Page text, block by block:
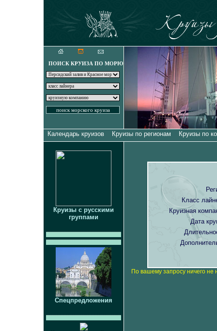
Круизы для
ПОИСК КРУИЗА ПО МОРЮ
Календарь круизов Круизы по регионам Круизы по
Круизы с русскими
группами
Спецпредложения
Класс
Круизная
Дата
По вашему запросу ничего не